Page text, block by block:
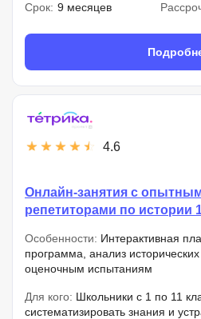
Срок: 9 месяцев
4.6
Онлайн-занятия с
репетиторами по истории
Особенности: Интерактивная
программа, анализ исторических
оценочным испытаниям
Для кого: Школьники с 1 по 11
систематизировать знания и